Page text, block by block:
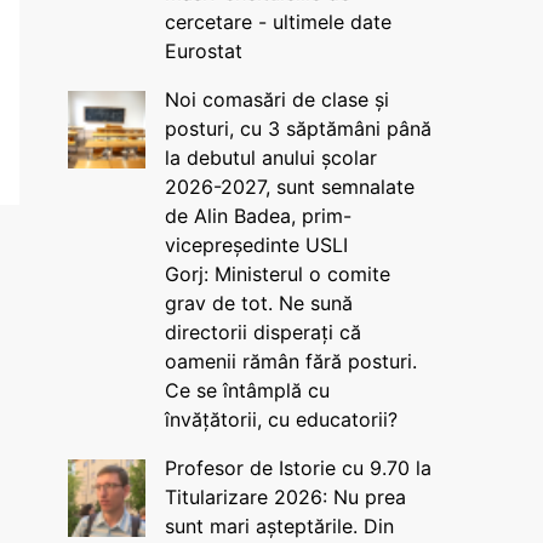
cercetare - ultimele date
Eurostat
Noi comasări de clase și
posturi, cu 3 săptămâni până
la debutul anului școlar
2026-2027, sunt semnalate
de Alin Badea, prim-
vicepreședinte USLI
Gorj: Ministerul o comite
grav de tot. Ne sună
directorii disperați că
oamenii rămân fără posturi.
Ce se întâmplă cu
învățătorii, cu educatorii?
Profesor de Istorie cu 9.70 la
Titularizare 2026: Nu prea
sunt mari așteptările. Din